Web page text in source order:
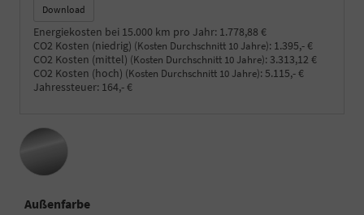
Download
Energiekosten bei 15.000 km pro Jahr: 1.778,88 €
CO2 Kosten (niedrig) (Kosten Durchschnitt 10 Jahre): 1.395,- €
CO2 Kosten (mittel) (Kosten Durchschnitt 10 Jahre): 3.313,12 €
CO2 Kosten (hoch) (Kosten Durchschnitt 10 Jahre): 5.115,- €
Jahressteuer: 164,- €
Außenfarbe